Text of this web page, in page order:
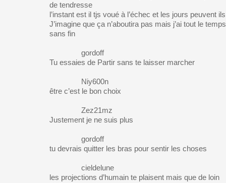
de tendresse
l’instant est il tjs voué à l’échec et les jours peuvent
J’imagine que ça n’aboutira pas mais j’ai tout le
sans fin
gordoff
Tu essaies de Partir sans te laisser marcher
Niy600n
être c’est le bon choix
Zez21mz
Justement je ne suis plus
gordoff
tu devrais quitter les bras pour sentir les choses
cieldelune
les projections d’humain te plaisent mais que de loin